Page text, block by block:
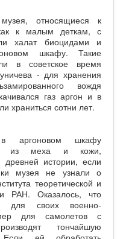
музея, относящиеся к
как к малым деткам, с
халат биоцидами и
шкафу. Такие
в советское время
- для хранения
вождя
газ аргон и в
храниться сотни лет.
шкафу
из меха и кожи,
истории, если
музея не узнали о
теоретической и
РАН. Оказалось, что
для своих военно-
для самолетов с
тончайшую